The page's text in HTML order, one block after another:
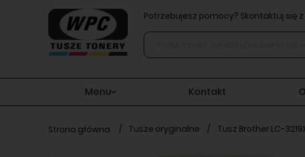
Potrzebujesz pomocy? Skontaktuj się
Menu Kontakt
Strona główna / Tusze oryginalne / Tusz Brother LC-